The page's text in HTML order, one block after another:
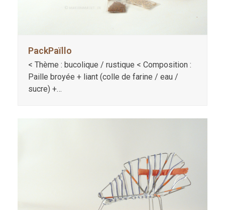
PackPaïllo
< Thème : bucolique / rustique < Composition :
Paille broyée + liant (colle de farine / eau /
sucre) +…